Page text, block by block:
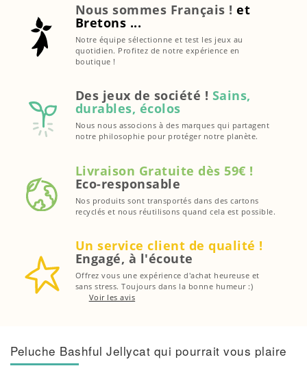
Nous sommes Français !et
Bretons ...
Notre équipe sélectionne et test les jeux au
quotidien. Profitez de notre expérience en
boutique !
Des jeux de société ! Sains,
durables, écolos
Nous nous associons à des marques qui partagent
notre philosophie pour protéger notre planète.
Livraison Gratuite dès 59€ !
Eco-responsable
Nos produits sont transportés dans des cartons
recyclés et nous réutilisons quand cela est possible.
Un service client de qualité !
Engagé, à l'écoute
Offrez vous une expérience d'achat heureuse et
sans stress. Toujours dans la bonne humeur :)
Voir les avis
Peluche Bashful Jellycat qui pourrait vous plaire